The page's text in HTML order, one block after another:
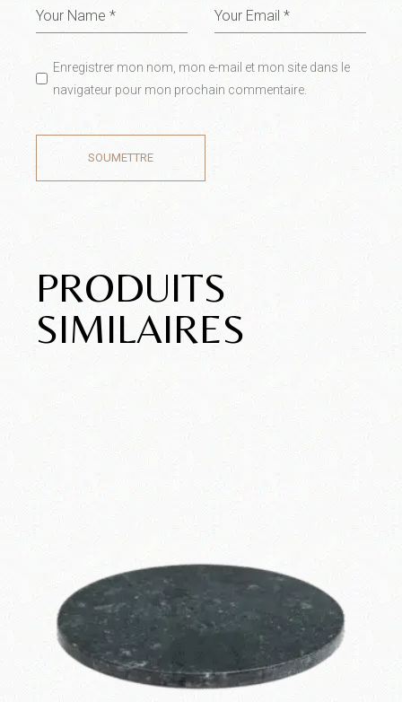
Enregistrer mon nom, mon e-mail et mon site dans le
navigateur pour mon prochain commentaire.
SOUMETTRE
PRODUITS
SIMILAIRES